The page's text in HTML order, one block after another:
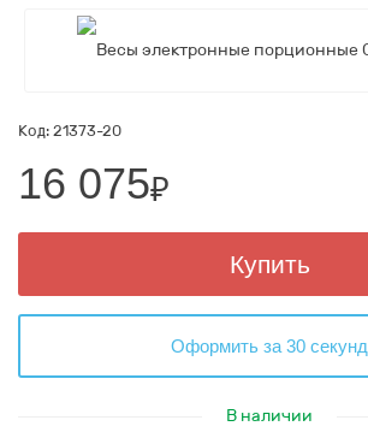
Код: 21373-20
16 075₽
Купить
Оформить за 30 секунд
В наличии